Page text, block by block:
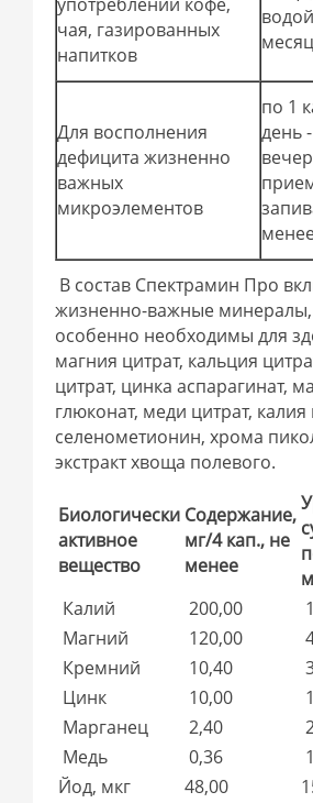
чая, газированных
напитков
Для восполнения
дефицита жизненно
важных
микроэлементов
по 1
день
В состав Спектрамин Про
жизненно-важные
особенно необходимы для
магния цитрат, кальция
цитрат, цинка аспарагинат,
глюконат, меди цитрат, калия
селенометионин, хрома
экстракт хвоща полевого.
Биологически
активное
вещество
Содержание,
мг/4 кап., не
менее
Калий
200,00
Магний
120,00
Кремний
10,40
Цинк
10,00
Марганец
2,40
Медь 0,36
Йод, мкг
48,00